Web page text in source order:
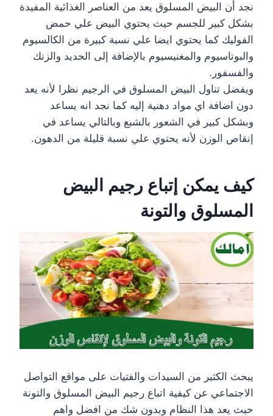
نجد أن البيض المسلوق يعد من العناصر الغذائية المفيدة
بشكل كبير للجسم حيث يحتوي البيض علي حمض
الفوليك كما يحتوي ايضا علي نسبة كبيرة من الكالسيوم
والبوتاسيوم والمغنيسيوم بالإضافة إلى الحديد والزنك
والفسفور.
ويفضل تناول البيض المسلوق في الرجيم نظرا لأنه يعد
دون اضافة اي مواد دهنية إليه كما نجد انه يساعد
وبشكل كبير في الشعور بالشبع وبالتالي يساعد في
إنقاص الوزن لأنه يحتوي علي نسبة قليلة من الدهون.
كيف يمكن إتباع رجيم البيض
المسلوق والتونة
يبحث الكثير من السيدات والفتيات على مواقع التواصل
الاجتماعي عن كيفية اتباع رجيم البيض المسلوق والتونة
حيث يعد هذا النظام وبدون شك من افضل واهم